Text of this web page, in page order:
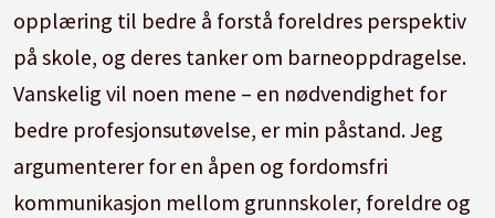
opplæring til bedre å forstå foreldres perspektiv
på skole, og deres tanker om barneoppdragelse.
Vanskelig vil noen mene – en nødvendighet for
bedre profesjonsutøvelse, er min påstand. Jeg
argumenterer for en åpen og fordomsfri
kommunikasjon mellom grunnskoler, foreldre og